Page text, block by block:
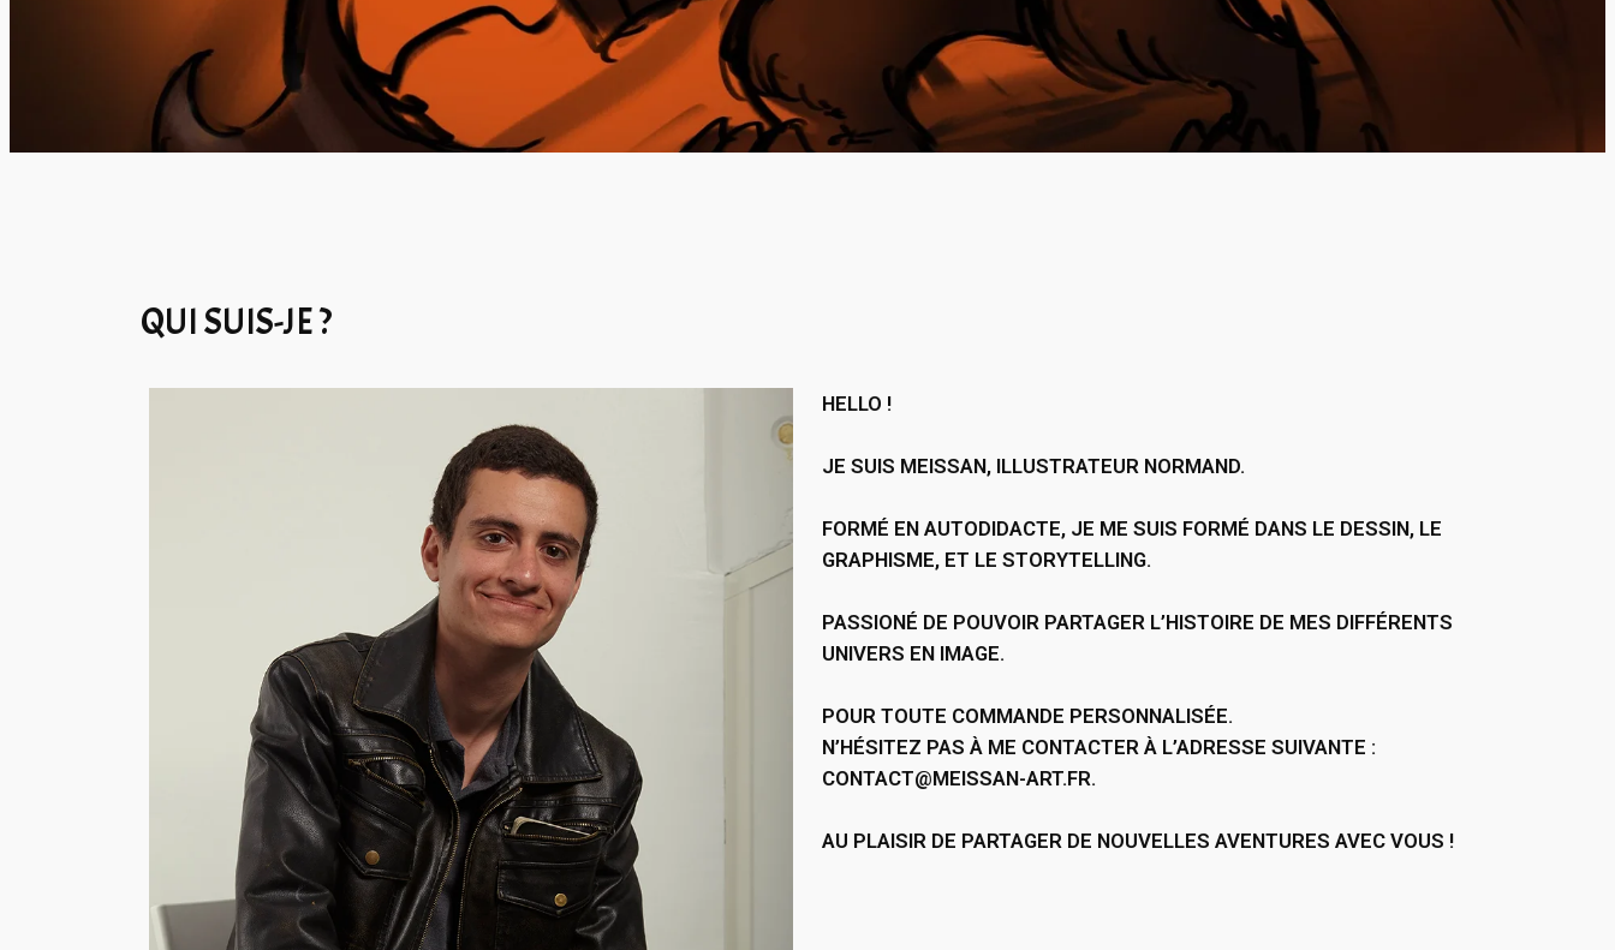
QUI SUIS-JE ?
HELLO !
JE SUIS MEISSAN, ILLUSTRATEUR NORMAND.
FORMÉ EN AUTODIDACTE, JE ME SUIS FORMÉ DANS LE DESSIN, LE
GRAPHISME, ET LE STORYTELLING.
PASSIONÉ DE POUVOIR PARTAGER L’HISTOIRE DE MES DIFFÉRENTS
UNIVERS EN IMAGE.
POUR TOUTE COMMANDE PERSONNALISÉE.
N’HÉSITEZ PAS À ME CONTACTER À L’ADRESSE SUIVANTE :
CONTACT@MEISSAN-ART.FR.
AU PLAISIR DE PARTAGER DE NOUVELLES AVENTURES AVEC VOUS !